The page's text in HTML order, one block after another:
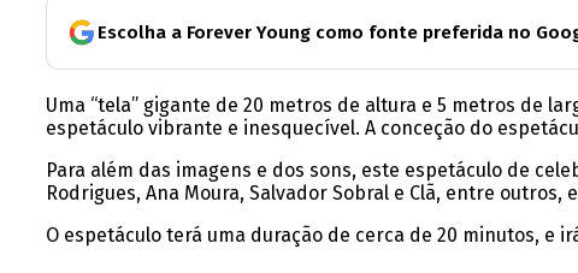
Escolha a Forever Young como fonte preferida no
Uma “tela” gigante de 20 metros de altura e 5 metros de
espetáculo vibrante e inesquecível. A conceção do
Para além das imagens e dos sons, este espetáculo de
Rodrigues, Ana Moura, Salvador Sobral e Clã, entre
O espetáculo terá uma duração de cerca de 20 minutos, e